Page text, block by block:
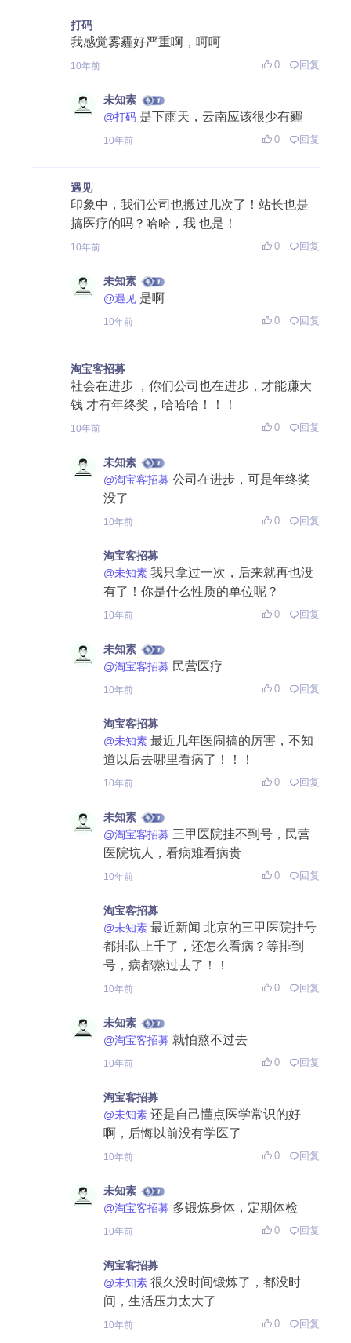
打码
我感觉雾霾好严重啊，呵呵
10年前 0 回复
未知素
@打码 是下雨天，云南应该很少有霾
10年前 0 回复
遇见
印象中，我们公司也搬过几次了！站长也是
搞医疗的吗？哈哈，我 也是！
10年前 0 回复
未知素
@遇见 是啊
10年前 0 回复
淘宝客招募
社会在进步 ，你们公司也在进步，才能赚大
钱 才有年终奖，哈哈哈！！！
10年前 0 回复
未知素
@淘宝客招募 公司在进步，可是年终奖
没了
10年前 0 回复
淘宝客招募
@未知素 我只拿过一次，后来就再也没
有了！你是什么性质的单位呢？
10年前 0 回复
未知素
@淘宝客招募 民营医疗
10年前 0 回复
淘宝客招募
@未知素 最近几年医闹搞的厉害，不知
道以后去哪里看病了！！！
10年前 0 回复
未知素
@淘宝客招募 三甲医院挂不到号，民营
医院坑人，看病难看病贵
10年前 0 回复
淘宝客招募
@未知素 最近新闻 北京的三甲医院挂号
都排队上千了，还怎么看病？等排到
号，病都熬过去了！！
10年前 0 回复
未知素
@淘宝客招募 就怕熬不过去
10年前 0 回复
淘宝客招募
@未知素 还是自己懂点医学常识的好
啊，后悔以前没有学医了
10年前 0 回复
未知素
@淘宝客招募 多锻炼身体，定期体检
10年前 0 回复
淘宝客招募
@未知素 很久没时间锻炼了，都没时
间，生活压力太大了
10年前 0 回复